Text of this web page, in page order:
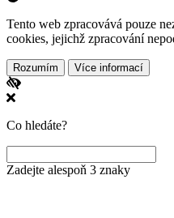
Tento web zpracovává pouze
cookies, jejichž zpracování
Rozumím Více informací
Co hledáte?
Zadejte alespoň 3 znaky